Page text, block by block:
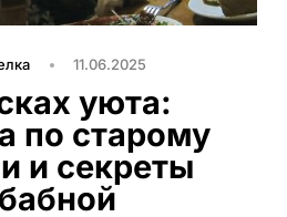
11.06.2025
уюта:
по старому
и секреты